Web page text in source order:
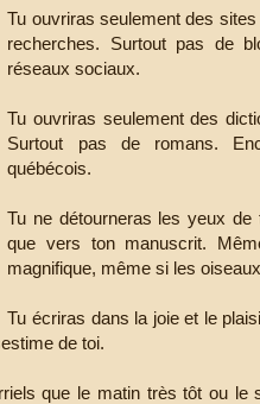
Tu ouvriras seulement des
recherches. Surtout pas de
réseaux sociaux.
Tu ouvriras seulement des
Surtout pas de romans.
québécois.
Tu ne détourneras les yeux
que vers ton manuscrit.
magnifique, même si les
Tu écriras dans la joie et le
de toi.
que le matin très tôt ou le